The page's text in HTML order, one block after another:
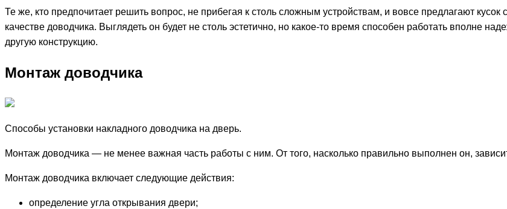
Те же, кто предпочитает решить вопрос, не прибегая к столь сложным устройствам, и вовсе предлагают
качестве доводчика. Выглядеть он будет не столь эстетично, но какое-то время способен работать вполне
другую конструкцию.
Монтаж доводчика
Способы установки накладного доводчика на дверь.
Монтаж доводчика — не менее важная часть работы с ним. От того, насколько правильно выполнен он,
Монтаж доводчика включает следующие действия:
определение угла открывания двери;